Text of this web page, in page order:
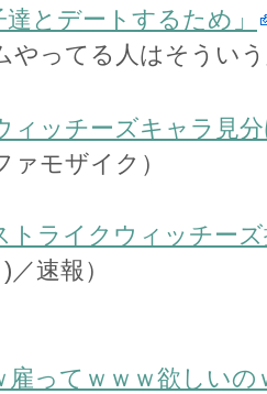
とデートするため」
やってる人はそうい
ィッチーズキャラ見
ァモザイク）
トライクウィッチー
／速報）
雇ってｗｗｗ欲しいの